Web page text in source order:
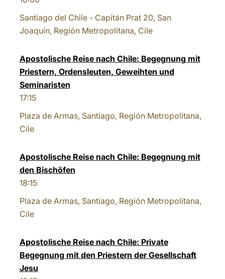
Santiago del Chile - Capitán Prat 20, San
Joaquín, Región Metropolitana, Cile
Apostolische Reise nach Chile: Begegnung mit
Priestern, Ordensleuten, Geweihten und
Seminaristen
17:15
Plaza de Armas, Santiago, Región Metropolitana,
Cile
Apostolische Reise nach Chile: Begegnung mit
den Bischöfen
18:15
Plaza de Armas, Santiago, Región Metropolitana,
Cile
Apostolische Reise nach Chile: Private
Begegnung mit den Priestern der Gesellschaft
Jesu